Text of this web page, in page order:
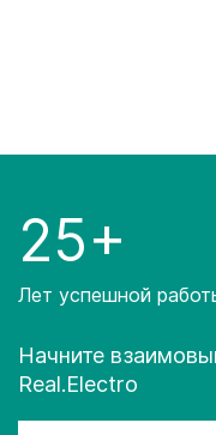
25+
Лет успешной
Начните
Real.Electro